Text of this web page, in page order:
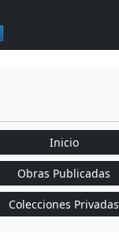
Inicio
Obras Publicadas
Colecciones Privadas